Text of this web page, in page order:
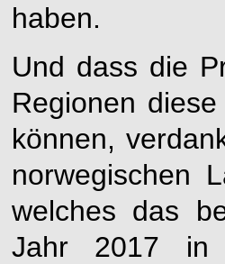
haben.
Und dass die
Regionen
können,
norwegischen
welches das
Jahr 2017 in